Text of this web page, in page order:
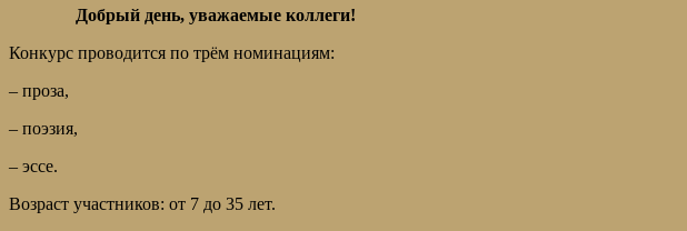
Добрый день, уважаемые коллеги!
Конкурс проводится по трём номинациям:
– проза,
– поэзия,
– эссе.
Возраст участников: от 7 до 35 лет.